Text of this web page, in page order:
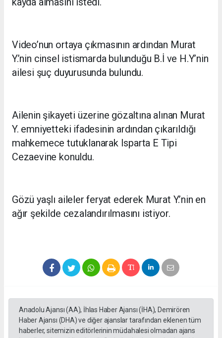
Video’nun ortaya çıkmasının ardından Murat
Y.’nin cinsel istismarda bulunduğu B.İ ve H.Y’nin
ailesi şuç duyurusunda bulundu.
Ailenin şikayeti üzerine gözaltına alınan Murat
Y. emniyetteki ifadesinin ardından çıkarıldığı
mahkemece tutuklanarak Isparta E Tipi
Cezaevine konuldu.
Gözü yaşlı aileler feryat ederek Murat Y.’nin en
ağır şekilde cezalandırılmasını istiyor.
Anadolu Ajansı (AA), İhlas Haber Ajansı (İHA), Demirören
Haber Ajansı (DHA) ve diğer ajanslar tarafından eklenen tüm
haberler, sitemizin editörlerinin müdahalesi olmadan ajans